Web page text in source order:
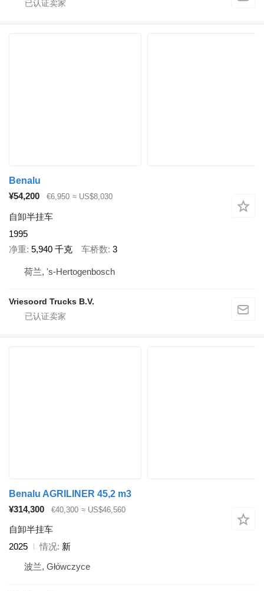
Benalu
¥54,200
€6,950 ≈ US$8,030
自卸半挂车
1995
净重 5,940 千克 车桥数 3
荷兰, 's-Hertogenbosch
Vriesoord Trucks B.V.
Benalu AGRILINER 45,2 m3
¥314,300
€40,300 ≈ US$46,560
自卸半挂车
2025
情况 新
波兰, Główczyce